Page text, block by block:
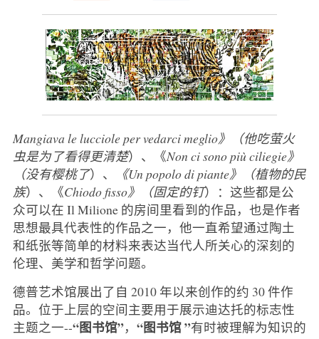
Mangiava le lucciole per vedarci meglio》（他吃萤火
虫是为了看得更清楚）、《Non ci sono più ciliegie》
（没有樱桃了）、
《Un popolo di piante》（植物的民
族）、《Chiodo fisso》（固定的钉）：这些都是公
众可以在 Il Milione 的房间里看到的作品，也是作者
思想最具代表性的作品之一，他一直希望通过陶土
和纸张等简单的材料来表达当代人所关心的深刻的
伦理、美学和哲学问题。
德普艺术馆展出了自 2010 年以来创作的约 30 件作
品。位于上层的空间主要用于展示迪达托的标志性
主题之一--“图书馆”， “图书馆 ”有时被理解为知识的